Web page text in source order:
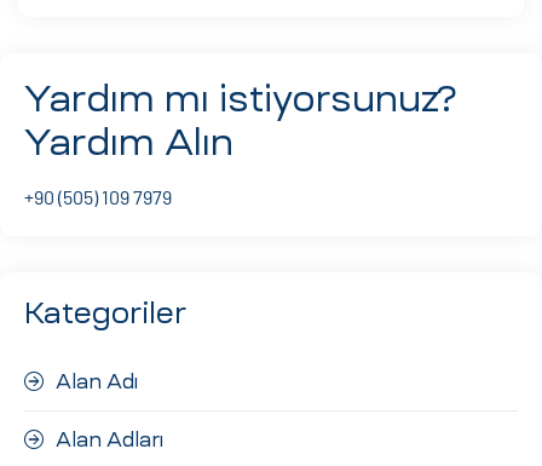
Yardım mı istiyorsunuz?
Yardım Alın
+90 (505) 109 7979
Kategoriler
Alan Adı
Alan Adları